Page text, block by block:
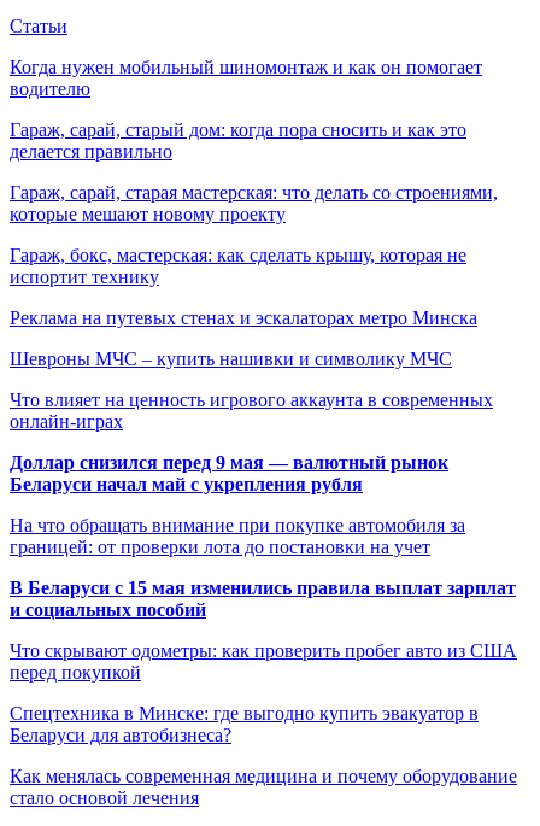
Статьи
Когда нужен мобильный шиномонтаж и как он помогает
водителю
Гараж, сарай, старый дом: когда пора сносить и как это
делается правильно
Гараж, сарай, старая мастерская: что делать со строениями,
которые мешают новому проекту
Гараж, бокс, мастерская: как сделать крышу, которая не
испортит технику
Реклама на путевых стенах и эскалаторах метро Минска
Шевроны МЧС – купить нашивки и символику МЧС
Что влияет на ценность игрового аккаунта в современных
онлайн-играх
Доллар снизился перед 9 мая — валютный рынок
Беларуси начал май с укрепления рубля
На что обращать внимание при покупке автомобиля за
границей: от проверки лота до постановки на учет
В Беларуси с 15 мая изменились правила выплат зарплат
и социальных пособий
Что скрывают одометры: как проверить пробег авто из США
перед покупкой
Спецтехника в Минске: где выгодно купить эвакуатор в
Беларуси для автобизнеса?
Как менялась современная медицина и почему оборудование
стало основой лечения